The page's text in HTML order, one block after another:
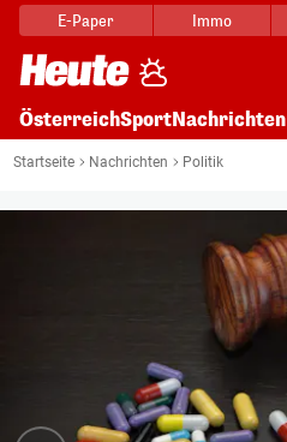
E-Paper Immo
ÖsterreichSportNachrichten
Startseite Nachrichten Politik